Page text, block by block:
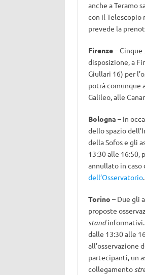
anche a Teramo
con il Telescopio
prevede la
Firenze– Cinque
disposizione, a
Giullari 16) per
potrà comunque
Galileo, alle
Bologna – In
dello spazio
della Sofos e gli
13:30 alle 16:50,
annullato in
dell’Osservatorio.
Torino – Due gli
proposte
standinformativi.
dalle 13:30 alle
all’osservazione
partecipanti, un
collegamento